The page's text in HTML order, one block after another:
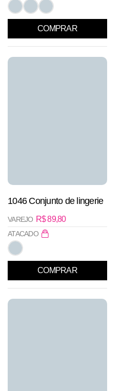
COMPRAR
1046 Conjunto de lingerie
R$89,80
VAREJO
ATACADO
COMPRAR